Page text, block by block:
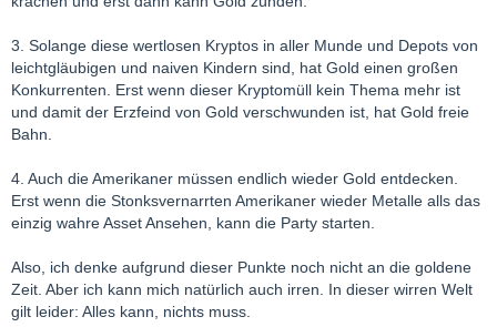
3. Solange diese wertlosen Kryptos in aller Munde und Depots von
leichtgläubigen und naiven Kindern sind, hat Gold einen großen
Konkurrenten. Erst wenn dieser Kryptomüll kein Thema mehr ist
und damit der Erzfeind von Gold verschwunden ist, hat Gold freie
Bahn.
4. Auch die Amerikaner müssen endlich wieder Gold entdecken.
Erst wenn die Stonksvernarrten Amerikaner wieder Metalle alls das
einzig wahre Asset Ansehen, kann die Party starten.
Also, ich denke aufgrund dieser Punkte noch nicht an die goldene
Zeit. Aber ich kann mich natürlich auch irren. In dieser wirren Welt
gilt leider: Alles kann, nichts muss.